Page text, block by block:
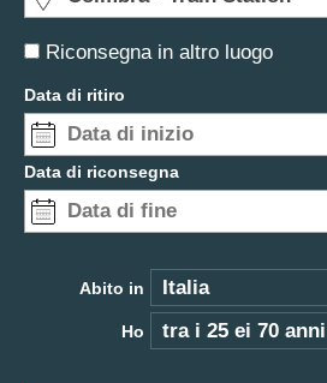
Riconsegna in altro luogo
Data di ritiro
Data di riconsegna
Abito in
Ho